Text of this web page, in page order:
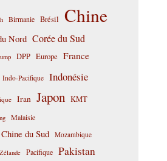
Birmanie Brésil Chine
Nord Corée du Sud
DPP Europe France
Indo-Pacifique Indonésie
Iran Japon KMT
Malaisie
du Sud Mozambique
Pacifique Pakistan